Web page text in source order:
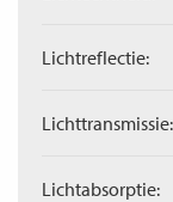
Lichtreflectie:
Lichttransmissie:
Lichtabsorptie: